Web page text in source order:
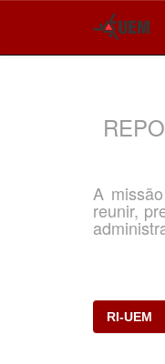
A
reunir,
RI-UEM